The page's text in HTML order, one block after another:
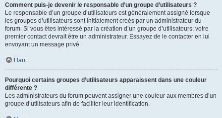
Comment puis-je devenir le responsable d’un groupe d’utilisateurs ?
Le responsable d’un groupe d’utilisateurs est généralement assigné lorsque
les groupes d’utilisateurs sont initialement créés par un administrateur du
forum. Si vous êtes intéressé par la création d’un groupe d’utilisateurs, votre
premier contact devrait être un administrateur. Essayez de le contacter en lui
envoyant un message privé.
Haut
Pourquoi certains groupes d’utilisateurs apparaissent dans une couleur
différente ?
Les administrateurs du forum peuvent assigner une couleur aux membres d’un
groupe d’utilisateurs afin de faciliter leur identification.